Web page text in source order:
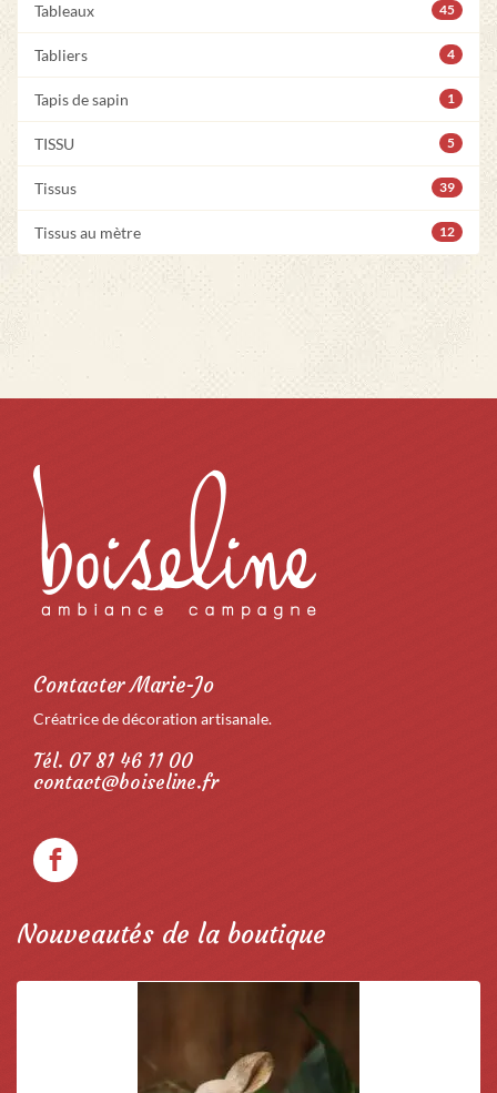
Tableaux 45
Tabliers 4
Tapis de sapin 1
TISSU 5
Tissus 39
Tissus au mètre 12
Contacter Marie-Jo
Créatrice de décoration artisanale.
Tél. 07 81 46 11 00
contact@boiseline.fr
Nouveautés de la boutique